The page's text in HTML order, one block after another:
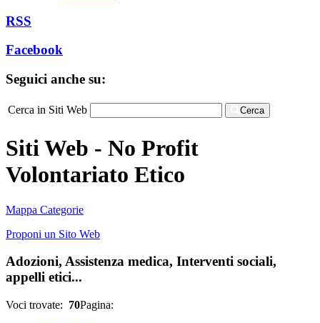
RSS
Facebook
Seguici anche su:
Cerca in Siti Web Cerca
Siti Web - No Profit
Volontariato Etico
Mappa Categorie
Proponi un Sito Web
Adozioni, Assistenza medica, Interventi sociali,
appelli etici...
Voci trovate: 70Pagina: